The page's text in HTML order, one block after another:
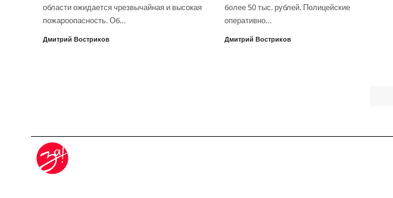
области ожидается чрезвычайная и высокая
пожароопасность. Об…
Дмитрий Востриков
более 50 тыс. рублей. Полицейские
оперативно…
Дмитрий Востриков